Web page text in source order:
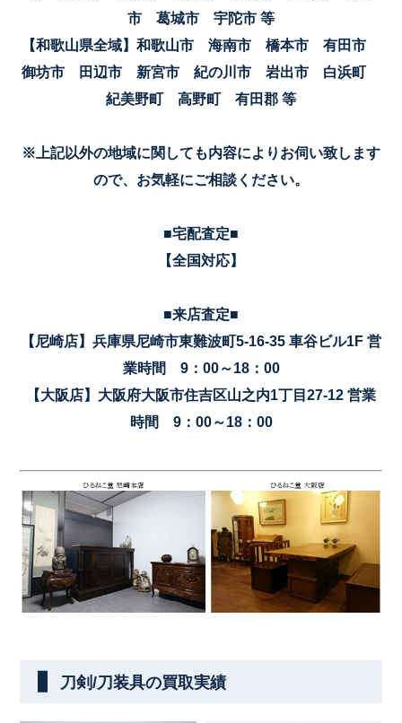
市 葛城市 宇陀市 等
【和歌山県全域】和歌山市 海南市 橋本市 有田市
御坊市 田辺市 新宮市 紀の川市 岩出市 白浜町
紀美野町 高野町 有田郡 等
※上記以外の地域に関しても内容によりお伺い致します
ので、お気軽にご相談ください。
■宅配査定■
【全国対応】
■来店査定■
【尼崎店】兵庫県尼崎市東難波町5-16-35 車谷ビル1F 営
業時間 9：00～18：00
【大阪店】大阪府大阪市住吉区山之内1丁目27-12 営業
時間 9：00～18：00
刀剣/刀装具の買取実績